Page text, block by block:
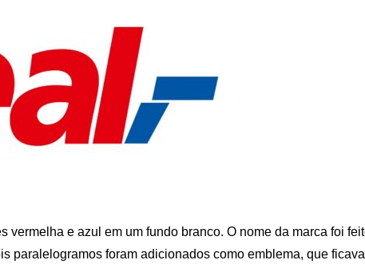
e azul em um fundo branco. O nome da marca foi
paralelogramos foram adicionados como emblema, que